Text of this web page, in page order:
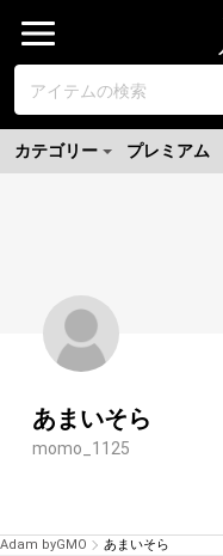
カテゴリー プレミアム
あまいそら
momo_1125
Adam byGMO あまいそら